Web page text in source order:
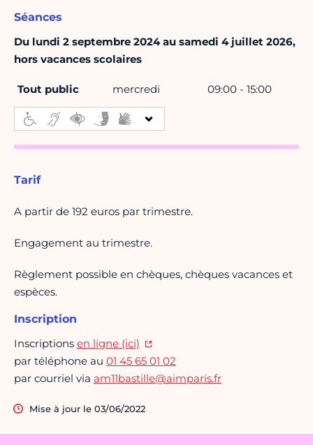
Séances
Du lundi 2 septembre 2024 au samedi 4 juillet 2026,
hors vacances scolaires
Tout public mercredi 09:00 - 15:00
Tarif
A partir de 192 euros par trimestre.
Engagement au trimestre.
Règlement possible en chèques, chèques vacances et
espèces.
Inscription
Inscriptions en ligne (ici)
par téléphone au 01 45 65 01 02
par courriel via am11bastille@aimparis.fr
Mise à jour le 03/06/2022